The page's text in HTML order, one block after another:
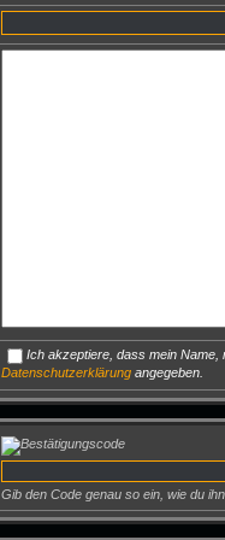
Ich akzeptiere, dass mein Name,
Datenschutzerklärungangegeben.
Gib den Code genau so ein, wie du